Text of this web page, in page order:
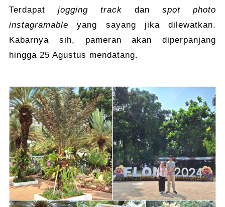
Terdapat jogging trackdanspot photo
instagramableyang sayang jika dilewatkan.
Kabarnya sih, pameran akan diperpanjang
hingga 25 Agustus mendatang.